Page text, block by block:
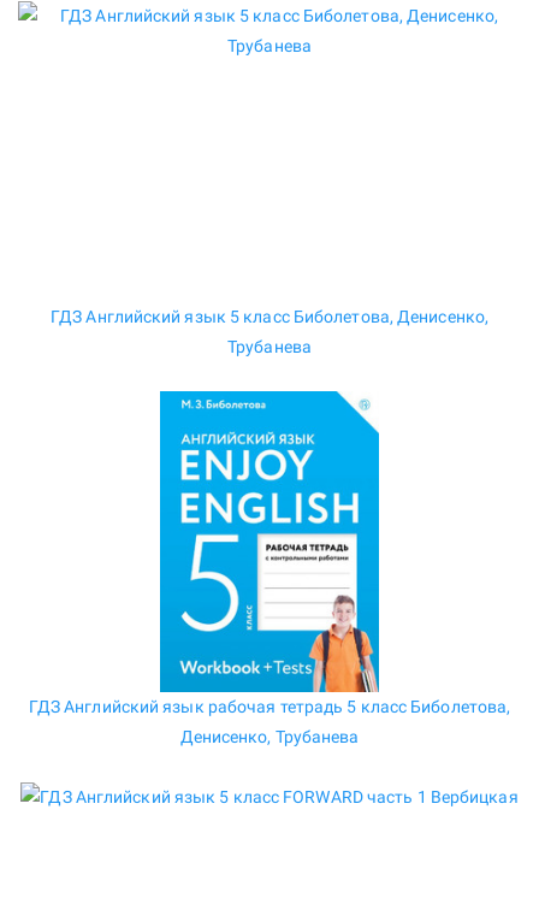
ГДЗ Английский язык 5 класс Биболетова, Денисенко,
Трубанева
ГДЗ Английский язык рабочая тетрадь 5 класс Биболетова,
Денисенко, Трубанева